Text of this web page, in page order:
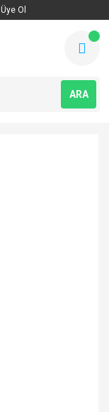
Üye Ol
ARA